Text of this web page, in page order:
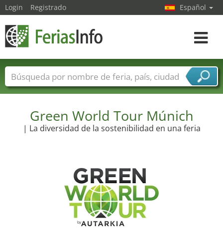
Green World Tour Múnich
| La diversidad de la sostenibilidad en una feria
Login Registrado Español
toggle
Nombres de ferias Países
Ciudades
Sectores de proveedor de servicios